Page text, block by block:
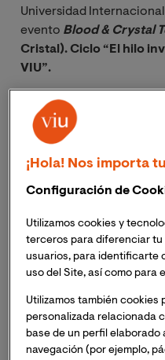
Universidad Internacional
evento Blood & Crystal
Cristal). Ciclo “El hilo
VIU”.
El concierto será en
Esteban. Plaza de San
entrada libre hasta
porstreaming,.
en el formulario de esta
para acceder a la
invisible. Música y
periodicidad anual,
generando una simbiosis
¡Hola! Nos importa
Configuración de
Utilizamos cookies y
terceros para diferenciar tu
usuarios, para identificarte
uso del Site, así como para
Utilizamos también
personalizada relacionada
base de un perfil
navegación (por ejemplo,